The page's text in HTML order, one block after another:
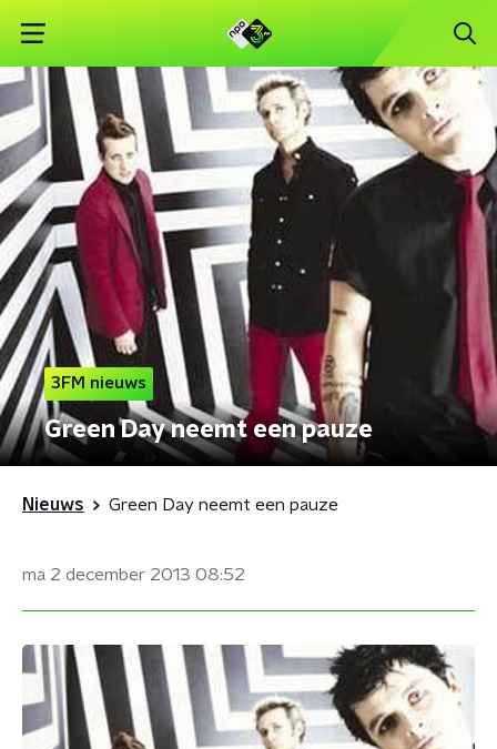
3FM nieuws
Green Day neemt een pauze
Nieuws Green Day neemt een pauze
ma 2 december 2013 08:52